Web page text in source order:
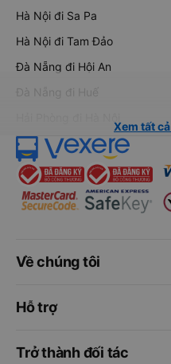
Hà Nội đi Sa Pa
Hà Nội đi Tam Đảo
Đà Nẵng đi Hội An
Đà Nẵng đi Huế
Xem tất
Về chúng tôi
Hỗ trợ
Trở thành đối tác